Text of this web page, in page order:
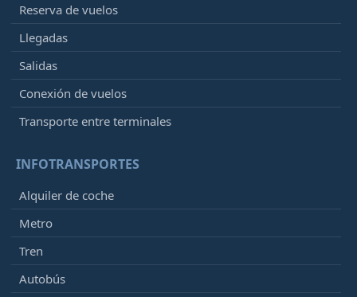
Reserva de vuelos
Llegadas
Salidas
Conexión de vuelos
Transporte entre terminales
INFOTRANSPORTES
Alquiler de coche
Metro
Tren
Autobús